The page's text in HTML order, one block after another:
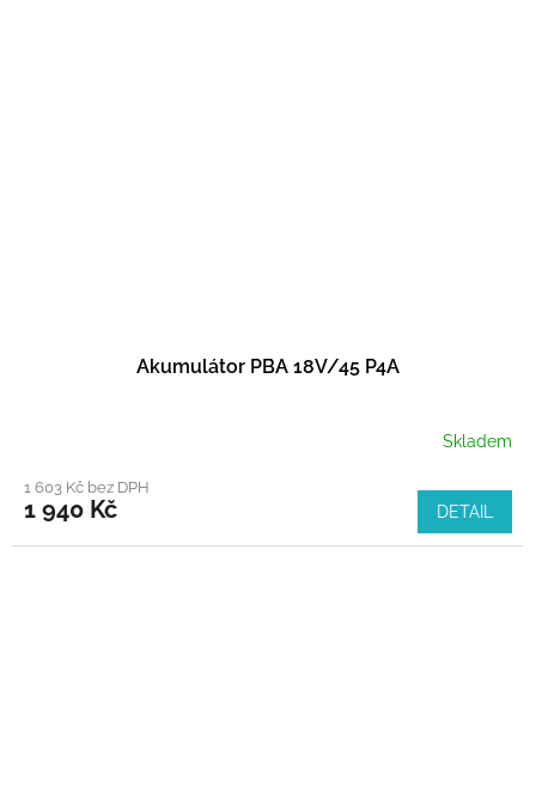
Akumulátor PBA 18V/45 P4A
Skladem
1 603 Kč bez DPH
1 940 Kč DETAIL